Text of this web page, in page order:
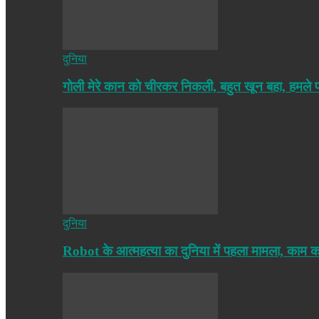
दुनिया
गोली मेरे कान को चीरकर निकली, बहुत खून बहा, हमले
दुनिया
Robot के आत्महत्या का दुनिया में पहला मामला, काम